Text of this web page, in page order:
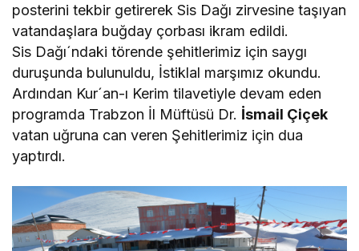
posterini tekbir getirerek Sis Dağı zirvesine taşıyan
vatandaşlara buğday çorbası ikram edildi.
Sis Dağı´ndaki törende şehitlerimiz için saygı
duruşunda bulunuldu, İstiklal marşımız okundu.
Ardından Kur´an-ı Kerim tilavetiyle devam eden
programda Trabzon İl Müftüsü Dr. İsmail Çiçek
vatan uğruna can veren Şehitlerimiz için dua
yaptırdı.